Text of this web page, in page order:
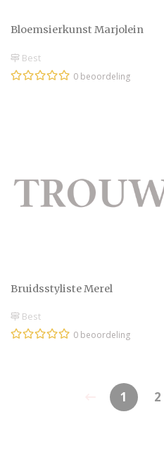
Bloemsierkunst Marjolein
Best
0 beoordeling
Bruidsstyliste Merel
Best
0 beoordeling
1 2